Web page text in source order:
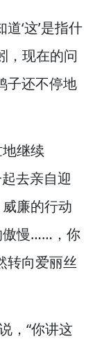
道‘这’是指什
， 现在的问
子还不停地
继续
去亲自迎
威廉的行动
慢……， 你
转向爱丽丝
， “你讲这